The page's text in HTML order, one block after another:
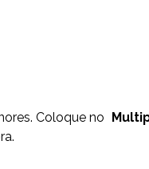
Coloque no